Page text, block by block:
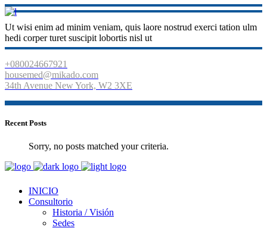
Ut wisi enim ad minim veniam, quis laore nostrud exerci tation ulm
hedi corper turet suscipit lobortis nisl ut
+080024667921
housemed@mikado.com
34th Avenue New York, W2 3XE
Recent Posts
Sorry, no posts matched your criteria.
INICIO
Consultorio
Historia / Visión
Sedes